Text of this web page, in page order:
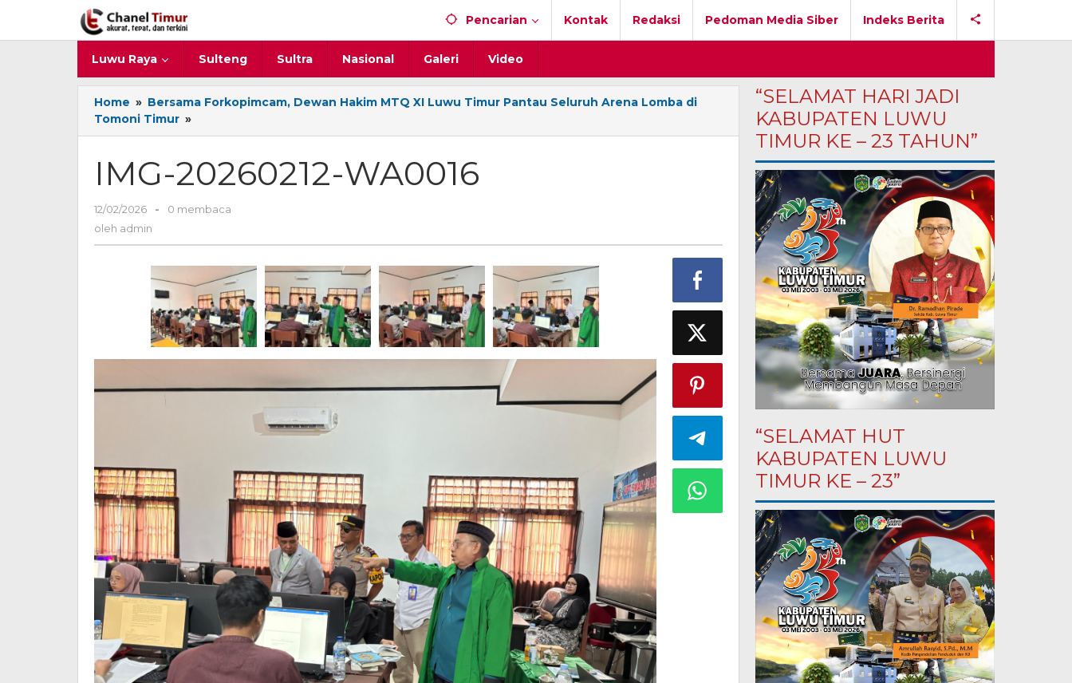
konten
Pencarian Kontak Redaksi Pedoman Media Siber Indeks Berita
Luwu Raya Sulteng Sultra Nasional Galeri Video
Home » Bersama Forkopimcam, Dewan Hakim MTQ XI Luwu Timur Pantau Seluruh Arena Lomba di
Tomoni Timur »
20260212-
IMG-20260212-WA0016
12/02/2026
oleh
-
0 membaca
oleh admin
“SELAMAT HARI JADI
KABUPATEN LUWU
TIMUR KE – 23 TAHUN”
“SELAMAT HUT
KABUPATEN LUWU
TIMUR KE – 23”